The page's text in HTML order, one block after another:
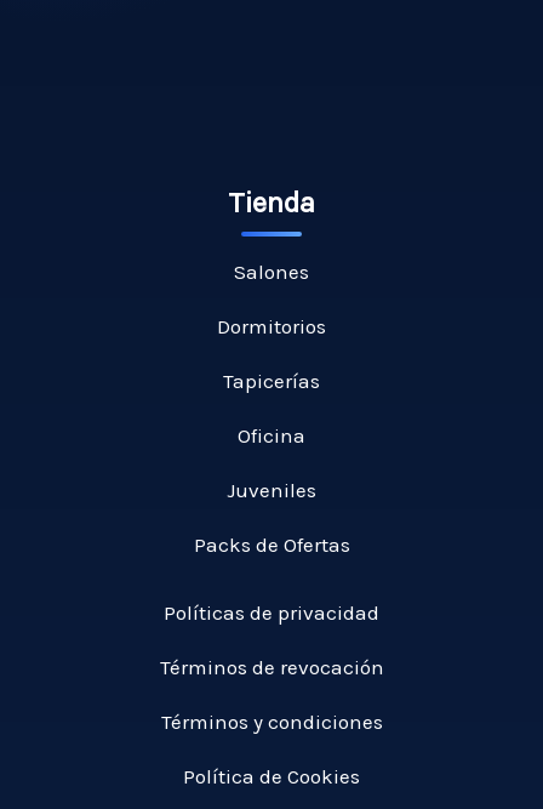
Tienda
Salones
Dormitorios
Tapicerías
Oficina
Juveniles
Packs de Ofertas
Políticas de privacidad
Términos de revocación
Términos y condiciones
Política de Cookies